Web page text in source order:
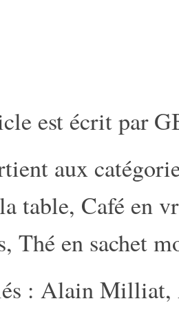
est écrit par
aux
table, Café en
, Thé en sachet
: Alain Milliat,